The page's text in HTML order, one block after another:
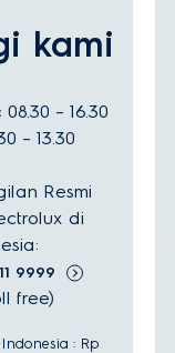
kami
08.30 – 16.30
– 13.30
Resmi
di
9999
free)
: Rp